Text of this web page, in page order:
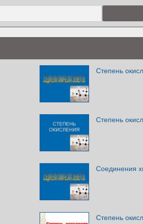
Степень
Степень
Соединения
Степень